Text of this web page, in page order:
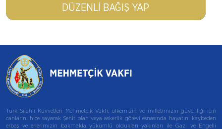
DÜZENLI BAĞIŞ YAP
Türk Silahlı Kuvvetleri Mehmetçik Vakfı, ülkemizin ve milletimizin güvenliği için
canlarını hiçe sayarak Şehit olan veya askerlik görevi esnasında hayatını kaybeden
erbaş ve erlerimizin bakmakla yükümlü oldukları yakınları ile Gazi ve Engelli